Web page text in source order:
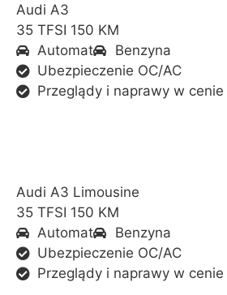
Audi A3
35 TFSI 150 KM
Automat
Benzyna
Ubezpieczenie OC/AC
Przeglądy i naprawy w cenie
Audi A3 Limousine
35 TFSI 150 KM
Automat
Benzyna
Ubezpieczenie OC/AC
Przeglądy i naprawy w cenie